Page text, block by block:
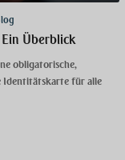
Überblick
obligatorische,
Identitätskarte für alle